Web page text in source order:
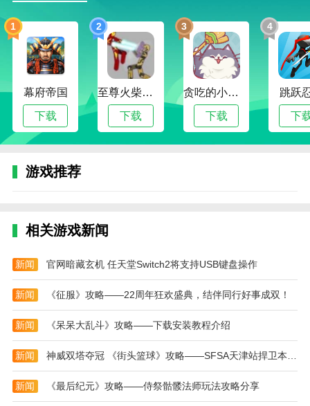
1.游戏中的操作非常简单易学，玩家可以轻松完成
任务并通过关卡。
2.游戏的图形色彩丰富，色彩丰富，非常具有治愈
力和观赏性。
3.游戏主题围绕可爱的小动物展开，非常可爱有
趣。
4.玩家可以在休闲娱乐时玩游戏，通过不断地通过
关卡来忘记烦恼。
1、初次进入游戏的时候会先看一段剧情动画。
3、我们可以为自己的餐厅购买桌椅，装修餐厅。
4、完成游戏给予的任务可以领取货币。
5、通过游玩小游戏可以获得研发点，可以用于研
发新菜。
6、我们也可以培养员工，提高它的工作效率。
本站为您提供王牌店长 免广告版的 手机游戏 ，欢
1
幕府帝国
下载
2
至尊火柴人战争
下载
3
贪吃的小松鼠
下载
4
跳跃
下
游戏推荐
相关游戏新闻
新闻 官网暗藏玄机 任天堂Switch2将支持USB键盘操作
新闻 《征服》攻略——22周年狂欢盛典，结伴同行好事成双！
新闻 《呆呆大乱斗》攻略——下载安装教程介绍
新闻
新闻 《最后纪元》攻略——侍祭骷髅法师玩法攻略分享